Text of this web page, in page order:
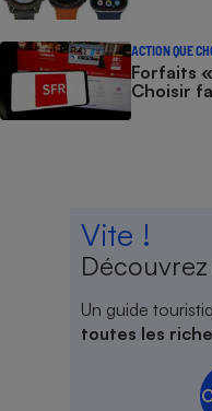
ACTION QUE
Forfaits
Choisir
Vite !
Un guide
toutes les